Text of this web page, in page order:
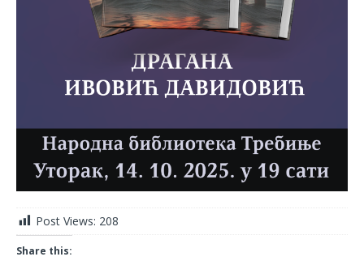
Post Views: 208
Share this: